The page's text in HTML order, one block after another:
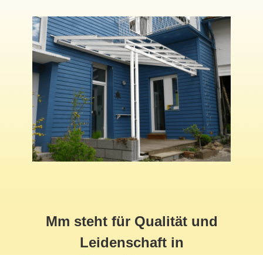
Mm steht für Qualität und
Leidenschaft in